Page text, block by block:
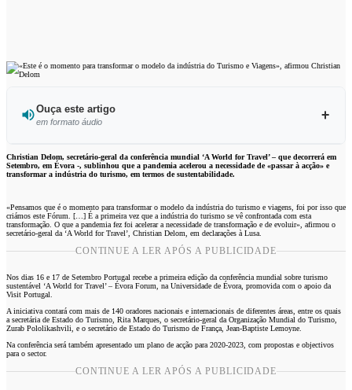
Ouça este artigo
em formato áudio
Ouvir este artigo
Christian Delom, secretário-geral da conferência mundial ‘A World for Travel’ – que decorrerá em
Setembro, em Évora -, sublinhou que a pandemia acelerou a necessidade de «passar à acção» e
transformar a indústria do turismo, em termos de sustentabilidade.
«Pensamos que é o momento para transformar o modelo da indústria do turismo e viagens, foi por isso que
criámos este Fórum. […] É a primeira vez que a indústria do turismo se vê confrontada com esta
transformação. O que a pandemia fez foi acelerar a necessidade de transformação e de evoluir», afirmou o
secretário-geral da ‘A World for Travel’, Christian Delom, em declarações à Lusa.
CONTINUE A LER APÓS A PUBLICIDADE
Nos dias 16 e 17 de Setembro Portugal recebe a primeira edição da conferência mundial sobre turismo
sustentável ‘A World for Travel’ – Évora Forum, na Universidade de Évora, promovida com o apoio da
Visit Portugal.
A iniciativa contará com mais de 140 oradores nacionais e internacionais de diferentes áreas, entre os quais
a secretária de Estado do Turismo, Rita Marques, o secretário-geral da Organização Mundial do Turismo,
Zurab Pololikashvili, e o secretário de Estado do Turismo de França, Jean-Baptiste Lemoyne.
Na conferência será também apresentado um plano de acção para 2020-2023, com propostas e objectivos
para o sector.
CONTINUE A LER APÓS A PUBLICIDADE